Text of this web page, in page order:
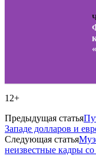
12+
Предыдущая статья
Западе долларов и
Следующая статья
неизвестные кадры